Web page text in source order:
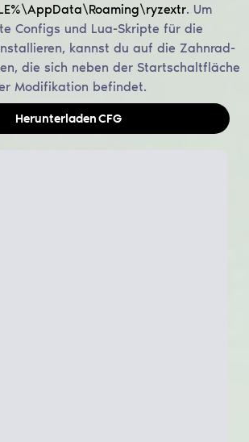
. Um
Configs und Lua-Skripte für die
kannst du auf die Zahnrad-
die sich neben der Startschaltfläche
Modifikation befindet.
HerunterladenCFG